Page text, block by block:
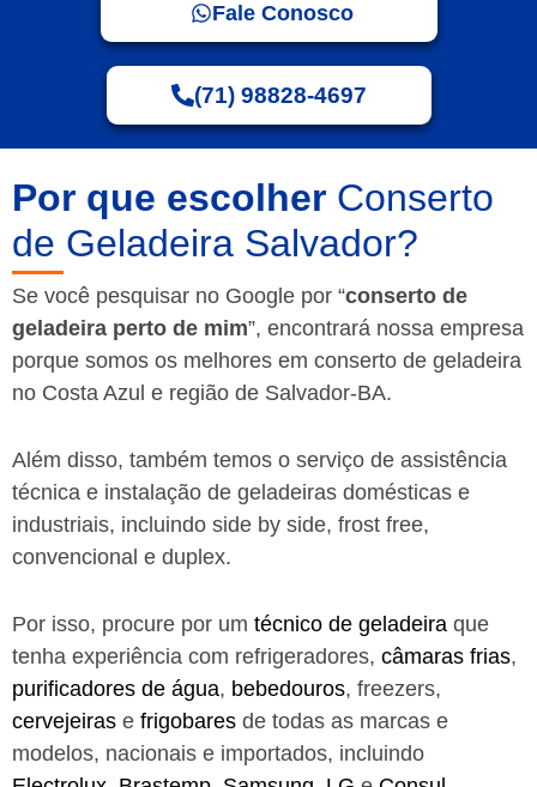
Fale Conosco
(71) 98828-4697
Por que escolher Conserto
de Geladeira Salvador?
Se você pesquisar no Google por “conserto de
geladeira perto de mim”, encontrará nossa empresa
porque somos os melhores em conserto de geladeira
no Costa Azul e região de Salvador-BA.
Além disso, também temos o serviço de assistência
técnica e instalação de geladeiras domésticas e
industriais, incluindo side by side, frost free,
convencional e duplex.
Por isso, procure por um técnico de geladeira que
tenha experiência com refrigeradores, câmaras frias,
purificadores de água, bebedouros, freezers,
cervejeiras e frigobares de todas as marcas e
modelos, nacionais e importados, incluindo